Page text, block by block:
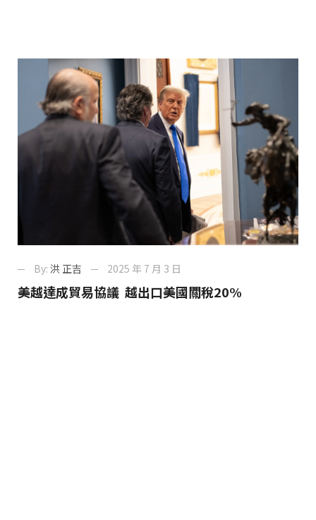
By: 洪 正吉 2025 年 7 月 3 日
美越達成貿易協議 越出口美國關稅20%